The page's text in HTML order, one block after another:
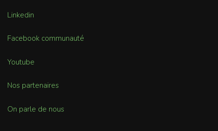
Linkedin
Facebook communauté
Youtube
Nos partenaires
On parle de nous